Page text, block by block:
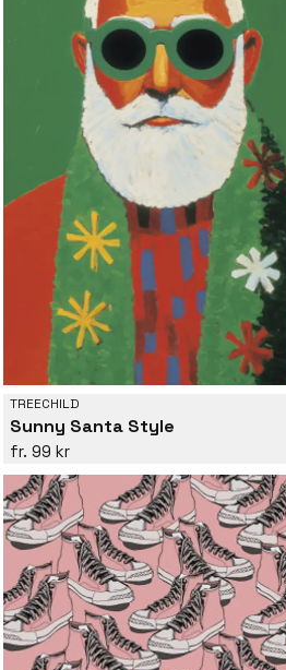
TREECHILD
Sunny Santa Style
99 kr